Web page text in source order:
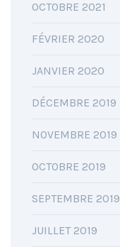
OCTOBRE 2021
FÉVRIER 2020
JANVIER 2020
DÉCEMBRE 2019
NOVEMBRE 2019
OCTOBRE 2019
SEPTEMBRE 2019
JUILLET 2019